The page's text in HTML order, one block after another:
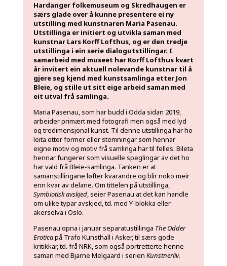
Hardanger folkemuseum og Skredhaugen er
særs glade over å kunne presentere ei ny
utstilling med kunstnaren Maria Pasenau.
Utstillinga er initiert og utvikla saman med
kunstnar Lars Korff Lofthus, og er den tredje
utstillinga i ein serie dialogutstillingar. I
samarbeid med museet har Korff Lofthus kvart
år invitert ein aktuell nolevande kunstnar til å
gjere seg kjend med kunstsamlinga etter Jon
Bleie, og stille ut sitt eige arbeid saman med
eit utval frå samlinga.
Maria Pasenau, som har budd i Odda sidan 2019,
arbeider primært med fotografi men også med lyd
og tredimensjonal kunst. Til denne utstillinga har ho
leita etter former eller stemningar som hennar
eigne motiv og motiv frå samlinga har til felles. Bileta
hennar fungerer som visuelle speglingar av det ho
har vald frå Bleie-samlinga. Tanken er at
samanstillingane løfter kvarandre og blir noko meir
enn kvar av delane. Om tittelen på utstillinga,
Symbiotisk avskjed, seier Pasenau at det kan handle
om ulike typar avskjed, td. med Y-blokka eller
akerselva i Oslo.
Pasenau opna i januar separatustillinga The Odder
Eroticapå Trafo Kunsthall i Asker, til særs gode
kritikkar, td. frå NRK, som også portretterte henne
saman med Bjarne Melgaard i serien Kunstnerliv.